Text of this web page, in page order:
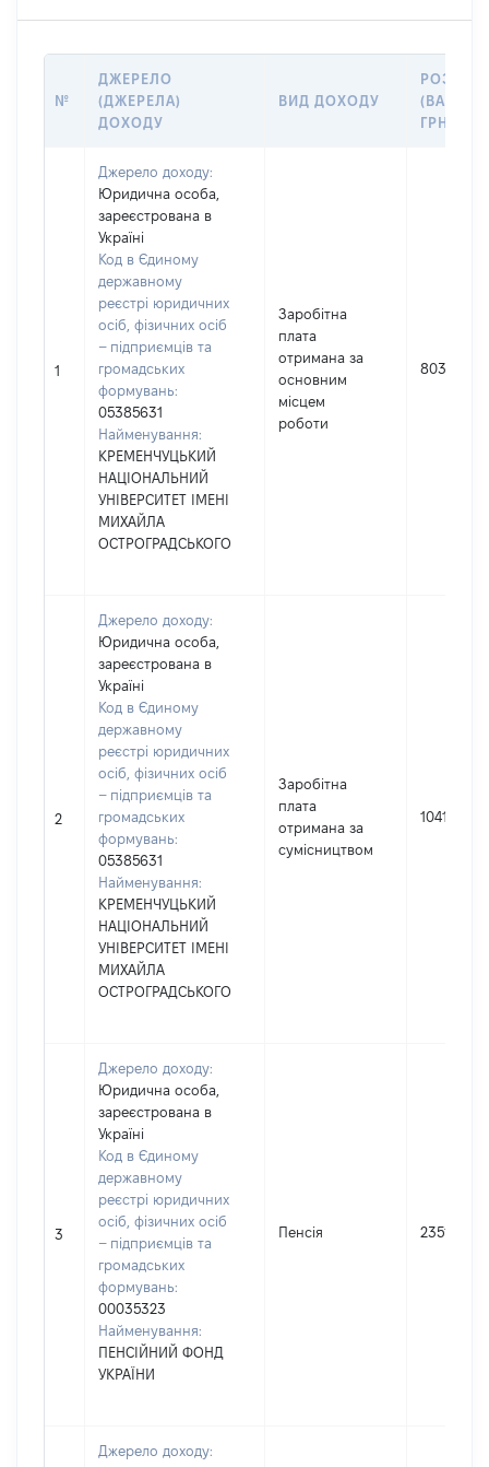
№
ДЖЕРЕЛО
(ДЖЕРЕЛА)
ДОХОДУ
ВИД ДОХОДУ
РОЗМІР
ГРН
1
Джерело доходу:
Юридична особа,
зареєстрована в
Україні
Код в Єдиному
державному
реєстрі юридичних
осіб, фізичних осіб
– підприємців та
громадських
формувань:
05385631
Найменування:
КРЕМЕНЧУЦЬКИЙ
НАЦІОНАЛЬНИЙ
УНІВЕРСИТЕТ ІМЕНІ
МИХАЙЛА
ОСТРОГРАДСЬКОГО
Заробітна
плата
отримана за
основним
місцем
роботи
803402
2
Джерело доходу:
Юридична особа,
зареєстрована в
Україні
Код в Єдиному
державному
реєстрі юридичних
осіб, фізичних осіб
– підприємців та
громадських
формувань:
05385631
Найменування:
КРЕМЕНЧУЦЬКИЙ
НАЦІОНАЛЬНИЙ
УНІВЕРСИТЕТ ІМЕНІ
МИХАЙЛА
ОСТРОГРАДСЬКОГО
Заробітна
плата
отримана за
сумісництвом
104176
3
Джерело доходу:
Юридична особа,
зареєстрована в
Україні
Код в Єдиному
державному
реєстрі юридичних
осіб, фізичних осіб
– підприємців та
громадських
формувань:
00035323
Найменування:
ПЕНСІЙНИЙ ФОНД
УКРАЇНИ
Пенсія 235143
Джерело доходу: